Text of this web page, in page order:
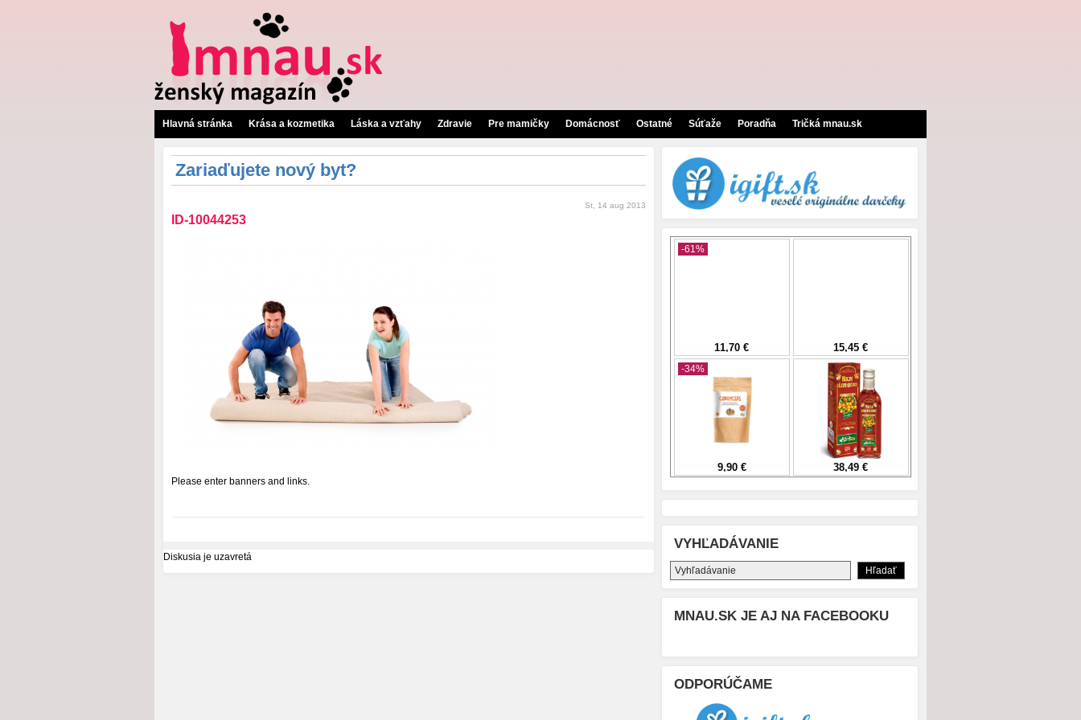
Hlavná stránka Krása a kozmetika Láska a vzťahy Zdravie Pre mamičky Domácnosť Ostatné Súťaže Poradňa Tričká mnau.sk
Zariaďujete nový byt?
St, 14 aug 2013
ID-10044253
Please enter banners and links.
Diskusia je uzavretá
VYHĽADÁVANIE
MNAU.SK JE AJ NA FACEBOOKU
ODPORÚČAME